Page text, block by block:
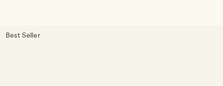
Best Seller